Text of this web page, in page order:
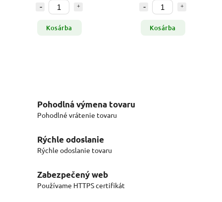
Kosárba Kosárba
Pohodlná výmena tovaru
Pohodlné vrátenie tovaru
Rýchle odoslanie
Rýchle odoslanie tovaru
Zabezpečený web
Používame HTTPS certifikát